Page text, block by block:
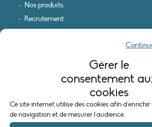
Gérer le
consentement
cookies
Ce site internet utilise des cookies afin
de navigation et de mesurer l'audience.
Nos produits
Recrutement
INFORMATIONS LÉGALES
Mentions légales
Politique de cookies (UE)